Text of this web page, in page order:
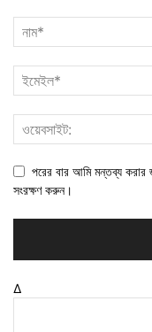
পরের বার আমি মন্তব্য করার
সংরক্ষণ করুন।
Δ